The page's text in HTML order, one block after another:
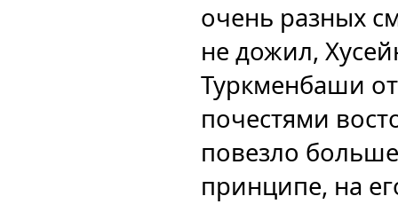
очень разных
не дожил,
Туркменбаши
почестями
повезло
принципе, на